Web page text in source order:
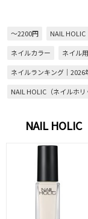
～2200円 NAIL HOLIC
ネイルカラー
ネイル
ネイルランキング｜
NAIL HOLIC（ネイルホ
NAIL